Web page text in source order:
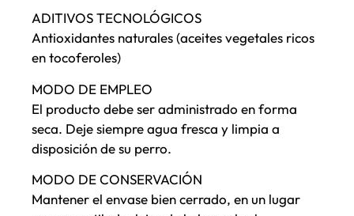
ADITIVOS TECNOLÓGICOS
Antioxidantes naturales (aceites vegetales ricos
en tocoferoles)
MODO DE EMPLEO
El producto debe ser administrado en forma
seca. Deje siempre agua fresca y limpia a
disposición de su perro.
MODO DE CONSERVACIÓN
Mantener el envase bien cerrado, en un lugar